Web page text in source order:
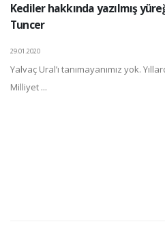
Kediler hakkında yazılmış
Tuncer
29.01.2020
Yalvaç Ural’ı tanımayanımız yok.
Milliyet ...